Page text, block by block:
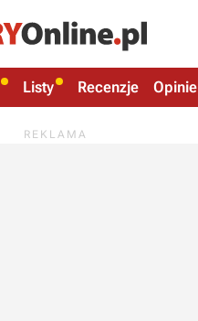
Listy Recenzje Opinie